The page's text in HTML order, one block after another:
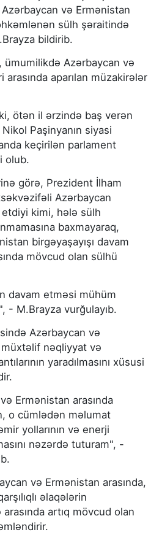
və Ermənistan
sülh şəraitində
bildirib.
ümumilikdə Azərbaycan və
aparılan müzakirələr
ötən il ərzində baş verən
Paşinyanın siyasi
keçirilən parlament
olub.
görə, Prezident İlham
Azərbaycan
kimi, hələ sülh
baxmayaraq,
birgəyaşayışı davam
mövcud olan sülhü
davam etməsi mühüm
- M.Brayza vurğulayıb.
Azərbaycan və
müxtəlif nəqliyyat və
yaradılmasını xüsusi
Ermənistan arasında
o cümlədən məlumat
yollarının və enerji
nəzərdə tuturam", -
və Ermənistan arasında,
əlaqələrin
artıq mövcud olan